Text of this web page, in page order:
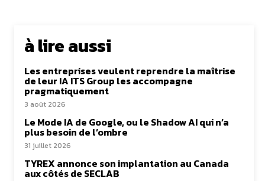
à lire aussi
Les entreprises veulent reprendre la maîtrise
de leur IA ITS Group les accompagne
pragmatiquement
3 août 2026
Le Mode IA de Google, ou le Shadow AI qui n’a
plus besoin de l’ombre
31 juillet 2026
TYREX annonce son implantation au Canada
aux côtés de SECLAB